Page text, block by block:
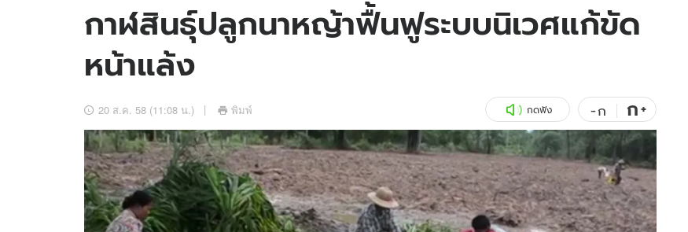
ข่าวบันเทิง
ข่าวกีฬา
ข่าวเศรษฐกิจ
อัปเดตจีน
เช็กข่าวชัวร์
สถิติหวยไทย
วัยรุ่น
สุขภาพ
เที่ยว-กิน
Tasteful Thailand
Sanook Choice
ดูทีวี
WeTV
นิยาย
กาฬสินธุ์ปลูกนาหญ้าฟื้นฟูระบบนิเวศแก้ขัด
หน้าแล้ง
20 ส.ค. 58 (11:08 น.) พิมพ์ กดฟัง -ก ก+